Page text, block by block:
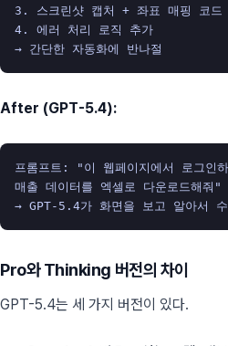
3. 스크린샷 캡처 + 좌표 매핑 코드
4. 에러 처리 로직 추가
After (GPT-5.4):
프롬프트: "이 웹페이지에서 로그인
매출 데이터를 엑셀로 다운로드해줘"
Pro와 Thinking 버전의 차이
GPT-5.4는 세 가지 버전이 있다.